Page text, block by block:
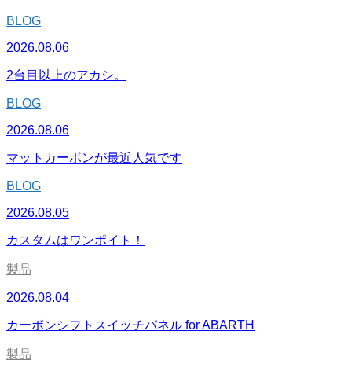
BLOG
2026.08.06
2台目以上のアカシ。
BLOG
2026.08.06
マットカーボンが最近人気です
BLOG
2026.08.05
カスタムはワンポイト！
製品
2026.08.04
カーボンシフトスイッチパネル for ABARTH
製品